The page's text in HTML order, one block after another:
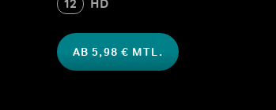
12 HD
AB 5,98 € MTL.